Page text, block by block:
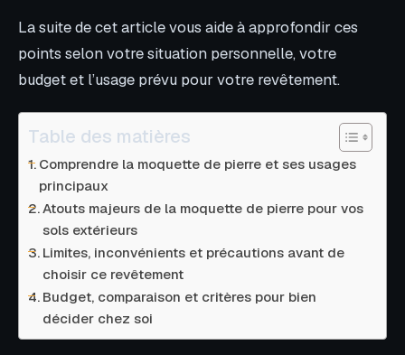
La suite de cet article vous aide à approfondir ces
points selon votre situation personnelle, votre
budget et l’usage prévu pour votre revêtement.
Table des matières
Comprendre la moquette de pierre et ses usages
principaux
Atouts majeurs de la moquette de pierre pour vos
sols extérieurs
Limites, inconvénients et précautions avant de
choisir ce revêtement
Budget, comparaison et critères pour bien
décider chez soi